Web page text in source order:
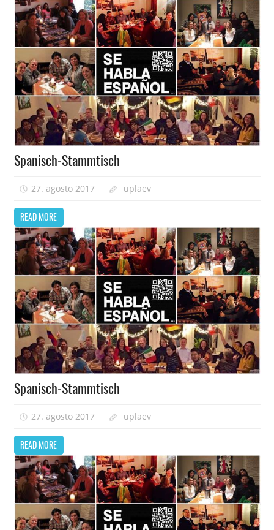
Spanisch-Stammtisch
27. agosto 2017 uplaev
READ MORE
Spanisch-Stammtisch
27. agosto 2017 uplaev
READ MORE